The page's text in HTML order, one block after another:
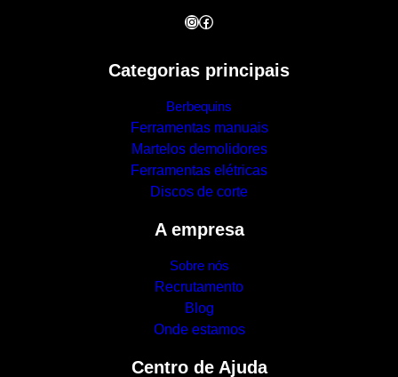
InstagramFacebook
Categorias principais
Berbequins
Ferramentas manuais
Martelos demolidores
Ferramentas elétricas
Discos de corte
A empresa
Sobre nós
Recrutamento
Blog
Onde estamos
Centro de Ajuda